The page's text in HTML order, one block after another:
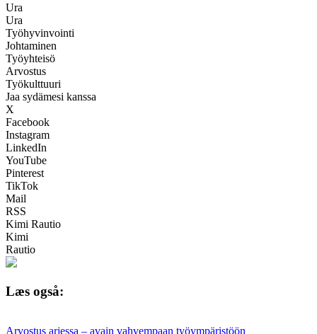
Ura
Ura
Työhyvinvointi
Johtaminen
Työyhteisö
Arvostus
Työkulttuuri
Jaa sydämesi kanssa
X
Facebook
Instagram
LinkedIn
YouTube
Pinterest
TikTok
Mail
RSS
Kimi Rautio
Kimi
Rautio
Læs også:
Arvostus arjessa – avain vahvempaan työympäristöön